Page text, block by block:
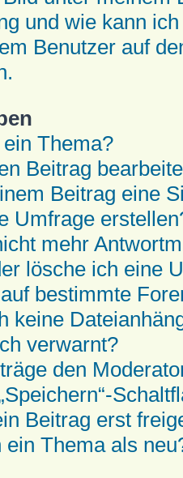
und wie kann
Benutzer auf
Thema?
Beitrag
Beitrag eine
Umfrage
mehr
lösche ich eine
bestimmte
keine
verwarnt?
den
Beitrag erst
Thema als